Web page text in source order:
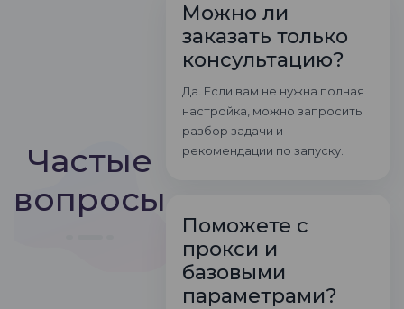
Частые
вопросы
Можно ли
заказать только
консультацию?
Да. Если вам не нужна полная
настройка, можно запросить
разбор задачи и
рекомендации по запуску.
Поможете с
прокси и
базовыми
параметрами?